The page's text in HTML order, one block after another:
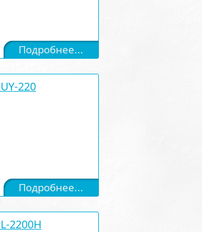
Подробнее...
220
Подробнее...
2200H